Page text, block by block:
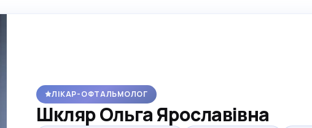
ЛІКАР-ОФТАЛЬМОЛОГ
Шкляр Ольга Ярославівна